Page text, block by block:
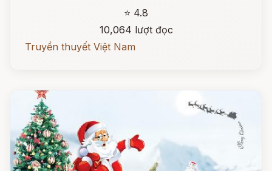
⭐ 4.8
10,064 lượt đọc
Truyền thuyết Việt Nam